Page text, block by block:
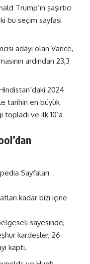
Trump’ın şaşırtıcı
bu seçim sayfası
adayı olan Vance,
ardından 23,3
2024
tarihin en büyük
ve ilk 10’a
kadar bizi içine
sayesinde,
kardeşler, 26
kaptı​​.